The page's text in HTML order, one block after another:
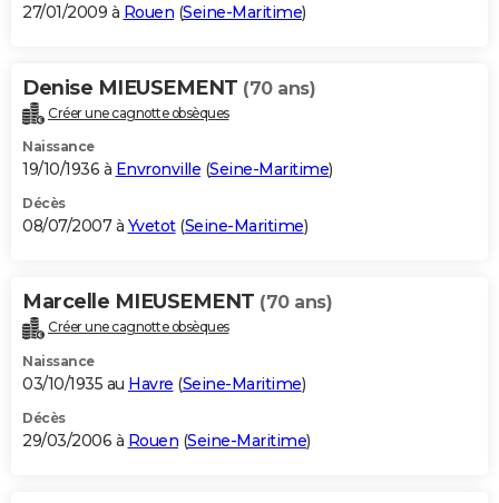
27/01/2009 à Rouen (Seine-Maritime)
Denise MIEUSEMENT (70 ans)
Créer une cagnotte obsèques
Naissance
19/10/1936 à Envronville (Seine-Maritime)
Décès
08/07/2007 à Yvetot(Seine-Maritime)
Marcelle MIEUSEMENT (70 ans)
Créer une cagnotte obsèques
Naissance
03/10/1935 au Havre (Seine-Maritime)
Décès
29/03/2006 à Rouen (Seine-Maritime)